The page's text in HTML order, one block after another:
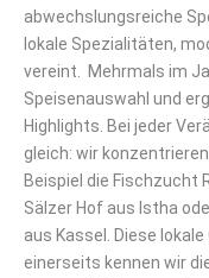
abwechslungsreiche
lokale Spezialitäten,
vereint. Mehrmals im
Speisenauswahl und
Highlights. Bei jeder
gleich: wir
Beispiel die Fischzucht
Sälzer Hof aus Istha
aus Kassel. Diese
einerseits kennen wir